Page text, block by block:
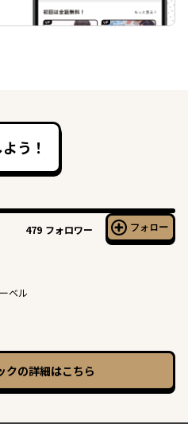
う！
479 フォロワー フォロー
ベル
クの詳細はこちら